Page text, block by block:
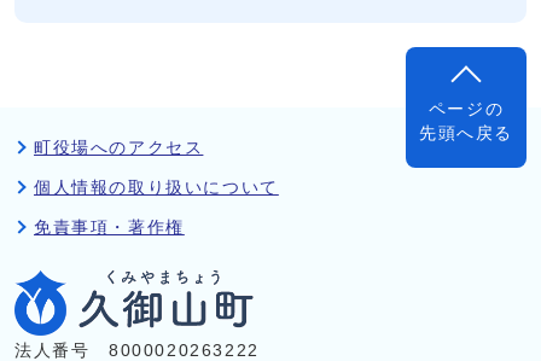
ページの
先頭へ戻る
町役場へのアクセス
個人情報の取り扱いについて
免責事項・著作権
法人番号 8000020263222